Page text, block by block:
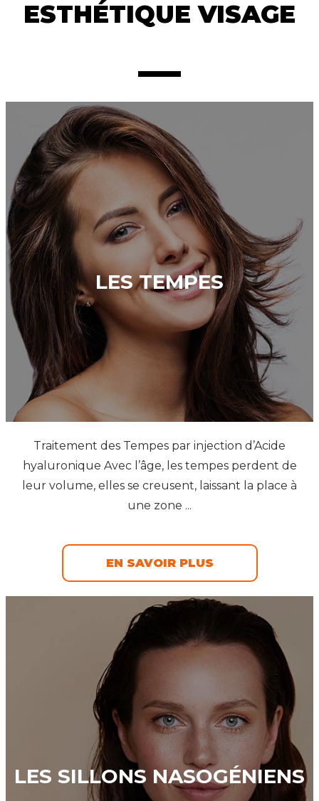
ESTHÉTIQUE VISAGE
LES TEMPES
Traitement des Tempes par injection d’Acide
hyaluronique Avec l’âge, les tempes perdent de
leur volume, elles se creusent, laissant la place à
une zone ...
EN SAVOIR PLUS
LES SILLONS NASOGÉNIENS